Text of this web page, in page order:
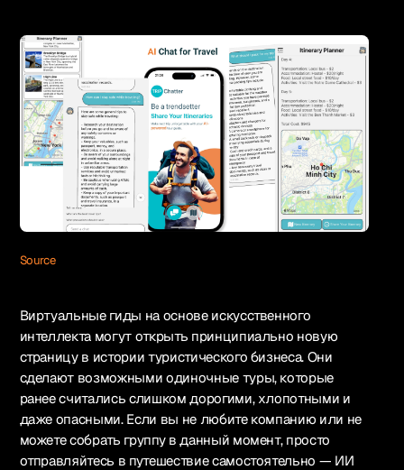
Source
Виртуальные гиды на основе искусственного
интеллекта могут открыть принципиально новую
страницу в истории туристического бизнеса. Они
сделают возможными одиночные туры, которые
ранее считались слишком дорогими, хлопотными и
даже опасными. Если вы не любите компанию или не
можете собрать группу в данный момент, просто
отправляйтесь в путешествие самостоятельно — ИИ